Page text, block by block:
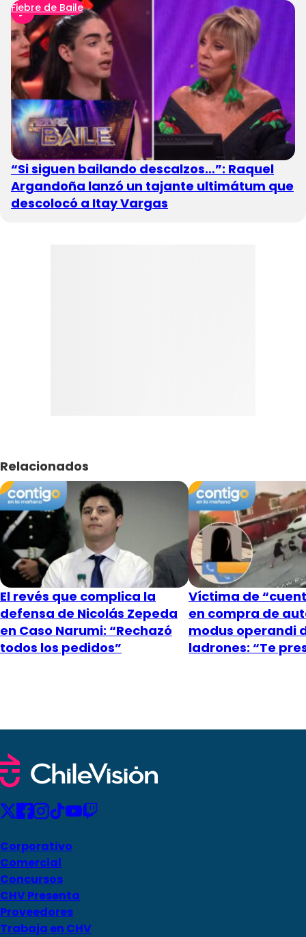
Fiebre de Baile
“Si siguen bailando descalzos…”: Raquel
Argandoña lanzó un tajante ultimátum que
descolocó a Itay Vargas
Relacionados
El revés que complica la
defensa de Nicolás Zepeda
en Caso Narumi: “Rechazó
todos los pedidos”
Víctima de
en compra de
modus operandi
ladrones: “Te
Corporativo
Comercial
Concursos
CHV Presenta
Proveedores
Trabaja en CHV